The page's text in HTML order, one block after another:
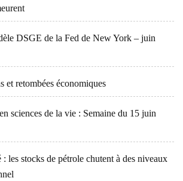
DSGE de la Fed de New York – juin
et retombées économiques
sciences de la vie : Semaine du 15 juin
les stocks de pétrole chutent à des niveaux